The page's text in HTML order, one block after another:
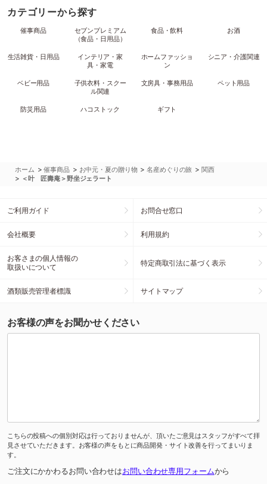
カテゴリーから探す
催事商品
セブンプレミアム
（食品・日用品）
食品・飲料 お酒
生活雑貨・日用品
インテリア・家
具・家電
ホームファッショ
ン
シニア・介護関連
ベビー用品
子供衣料・スクー
ル関連
文房具・事務用品 ペット用品
防災用品 ハコストック ギフト
ホーム >催事商品 > お中元・夏の贈り物 >名産めぐりの旅 >関西
> ＜叶 匠壽庵＞野坐ジェラート
ご利用ガイド お問合せ窓口
会社概要 利用規約
お客さまの個人情報の
取扱いについて
特定商取引法に基づく表示
酒類販売管理者標識 サイトマップ
お客様の声をお聞かせください
こちらの投稿への個別対応は行っておりませんが、頂いたご意見はスタッフがすべて拝
見させていただきます。お客様の声をもとに商品開発・サイト改善を行ってまいりま
す。
ご注文にかかわるお問い合わせはお問い合わせ専用フォームから